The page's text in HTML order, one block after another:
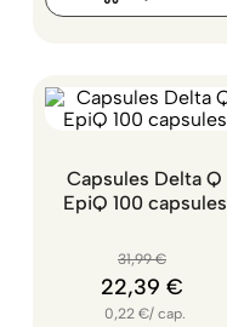
Capsules Delta Q
EpiQ 100 capsules
31,99 €
22,39 €
0,22 €/ cap.